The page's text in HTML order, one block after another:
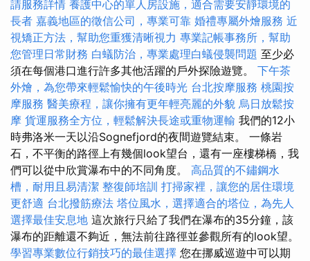
請服務詳情 養護中心的單人房設施，適合需要安靜環境的
長者 嘉義地區的徵信公司，專業可靠 婚禮專屬外燴服務 近
視矯正方法，幫助您重獲清晰視力 專業記帳事務所，幫助
您管理日常財務 白蟻防治，專業處理白蟻侵襲問題 至少必
須在每個港口進行許多其他活躍的戶外探險遊覽。 下午茶
外燴，為您帶來輕鬆愉快的午後時光 台北按摩服務 桃園按
摩服務 醫美療程，讓你擁有更年輕亮麗的外貌 烏日放鬆按
摩 貨運服務全方位，輕鬆解決長途或重物運輸 我們的12小
時弗洛米一天以沿Sognefjord的夜間遊覽結束。 一條岩
石，不平衡的路徑上有幾個look望台，還有一座樓梯橋，我
們可以從中欣賞瀑布中的不同角度。 高品質的不鏽鋼水
槽，耐用且易清潔 整復師培訓 打掃家裡，讓您的居住環境
更舒適 台北撥筋療法 塔位風水，選擇適合的塔位，為先人
選擇最佳安息地 這次旅行只給了我們在瀑布的35分鐘，該
瀑布的距離還不夠近，無法前往路徑並參觀所有的look望。
學習專業數位行銷技巧的最佳選擇 您在挪威巡遊中可以期